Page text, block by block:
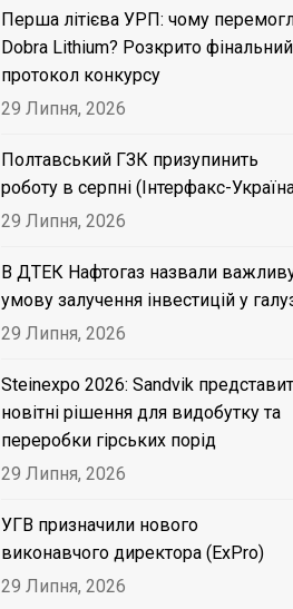
Перша літієва УРП: чому
Dobra Lithium? Розкрито фінальний
протокол конкурсу
29 Липня, 2026
Полтавський ГЗК призупинить
роботу в серпні (Інтерфакс-
29 Липня, 2026
В ДТЕК Нафтогаз назвали
умову залучення інвестицій у
29 Липня, 2026
Steinexpo 2026: Sandvik
новітні рішення для видобутку та
переробки гірських порід
29 Липня, 2026
УГВ призначили нового
виконавчого директора (ExPro)
29 Липня, 2026